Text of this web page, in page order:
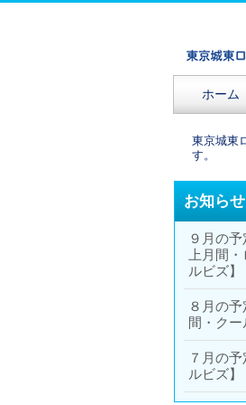
メインメ
ン
テ
ン
ツ
へ
動
ホーム
東京城東
す。
お知らせ
９月の
上月間
ルビズ】
８月の
間・クー
７月の
ルビズ】